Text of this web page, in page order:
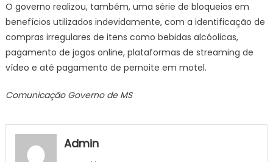
O governo realizou, também, uma série de bloqueios em
benefícios utilizados indevidamente, com a identificação de
compras irregulares de itens como bebidas alcóolicas,
pagamento de jogos online, plataformas de streaming de
vídeo e até pagamento de pernoite em motel.
Comunicação Governo de MS
Admin